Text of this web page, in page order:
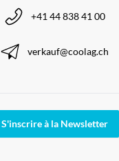
+41 44 838 41 00
verkauf@coolag.ch
S'inscrire à la Newsletter